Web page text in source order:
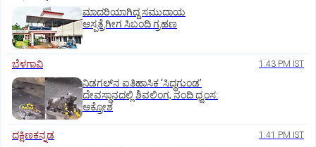
ಮಾದರಿಯಾಗಿದ್ದ ಸಮುದಾಯ
ಆಸ್ಪತ್ರೆಗೀಗ ಸಿಬಂದಿ ಗ್ರಹಣ
ಬೆಳಗಾವಿ 1:43 PM IST
ನಿಡಗಲ್‌ನ ಐತಿಹಾಸಿಕ ‘ಸಿದ್ಧಗುಂಡ’
ದೇವಸ್ಥಾನದಲ್ಲಿ ಶಿವಲಿಂಗ, ನಂದಿ ಧ್ವಂಸ:
ಆಕ್ರೋಶ
ದಕ್ಷಿಣಕನ್ನಡ 1:41 PM IST